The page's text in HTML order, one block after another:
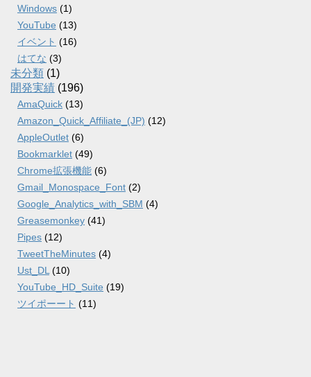
Windows (1)
YouTube (13)
イベント (16)
はてな (3)
未分類 (1)
開発実績 (196)
AmaQuick (13)
Amazon_Quick_Affiliate_(JP) (12)
AppleOutlet (6)
Bookmarklet (49)
Chrome拡張機能 (6)
Gmail_Monospace_Font (2)
Google_Analytics_with_SBM (4)
Greasemonkey (41)
Pipes (12)
TweetTheMinutes (4)
Ust_DL (10)
YouTube_HD_Suite (19)
ツイポーート (11)